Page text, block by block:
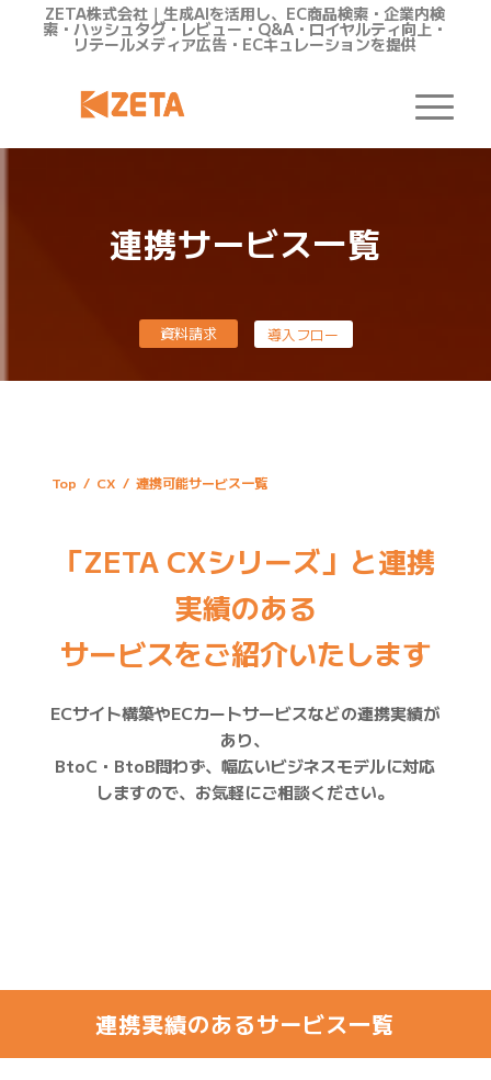
ZETA株式会社｜生成AIを活用し、EC商品検索・企業内検
索・ハッシュタグ・レビュー・Q&A・ロイヤルティ向上・
リテールメディア広告・ECキュレーションを提供
連携サービス一覧
資料請求 導入フロー
Top / CX / 連携可能サービス一覧
「ZETA CXシリーズ」と連携
実績のある
サービスをご紹介いたします
ECサイト構築やECカートサービスなどの連携実績が
あり、
BtoC・BtoB問わず、幅広いビジネスモデルに対応
しますので、お気軽にご相談ください。
連携実績のあるサービス一覧